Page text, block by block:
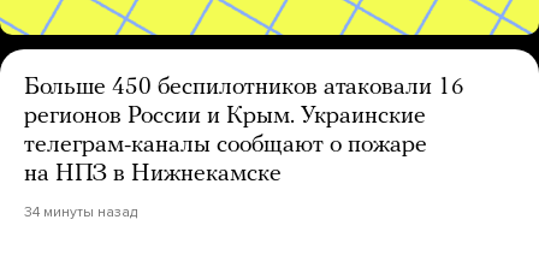
Больше 450 беспилотников атаковали 16
регионов России и Крым. Украинские
телеграм-каналы сообщают о пожаре
на НПЗ в Нижнекамске
34 минуты назад